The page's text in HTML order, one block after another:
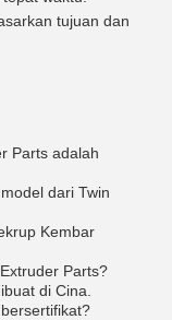
tujuan dan
Parts adalah
dari Twin
Kembar
Parts?
di Cina.